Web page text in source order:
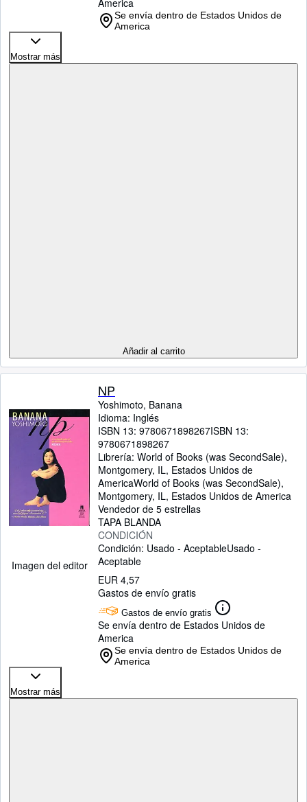
America
Se envía dentro de Estados Unidos de
America
Mostrar más
Añadir al carrito
Imagen del editor
NP
Yoshimoto, Banana
Idioma: Inglés
ISBN 13: 9780671898267ISBN 13:
9780671898267
Librería: World of Books (was SecondSale),
Montgomery, IL, Estados Unidos de
AmericaWorld of Books (was SecondSale),
Montgomery, IL, Estados Unidos de America
Vendedor de 5 estrellas
TAPA BLANDA
CONDICIÓN
Condición: Usado - AceptableUsado -
Aceptable
EUR 4,57
Gastos de envío gratis
Gastos de envío gratis
Se envía dentro de Estados Unidos de
America
Se envía dentro de Estados Unidos de
America
Mostrar más